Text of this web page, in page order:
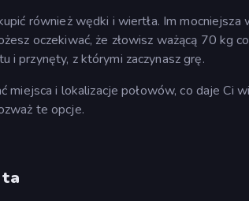
również wędki i wiertła. Im
oczekiwać, że złowisz ważącą 70 kg
i przynęty, z którymi zaczynasz grę.
miejsca i lokalizacje połowów, co daje Ci
te opcje.